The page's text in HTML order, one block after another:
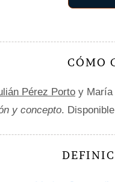
CÓMO
Pérez Porto y María
y concepto.